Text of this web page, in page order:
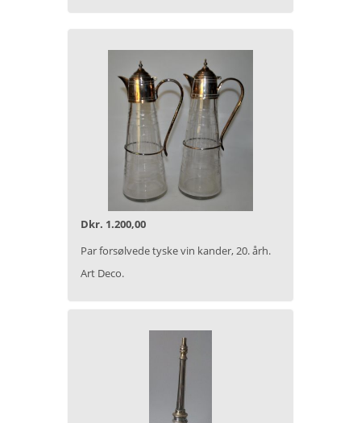
Dkr. 1.200,00
Par forsølvede tyske vin kander, 20. årh.
Art Deco.